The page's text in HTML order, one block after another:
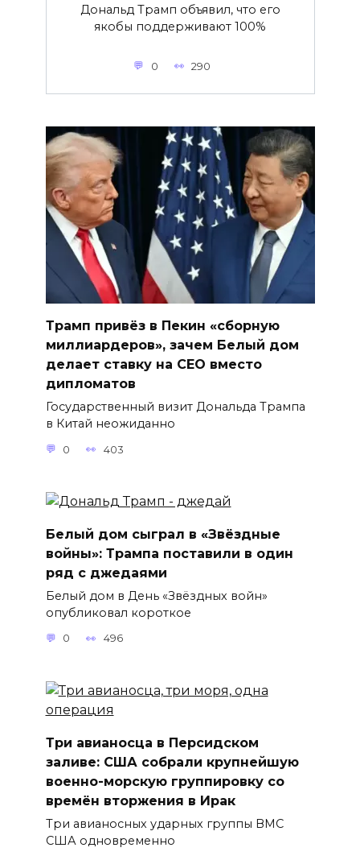
Дональд Трамп объявил, что его
якобы поддерживают 100%
0 290
Трамп привёз в Пекин «сборную
миллиардеров», зачем Белый дом
делает ставку на CEO вместо
дипломатов
Государственный визит Дональда Трампа
в Китай неожиданно
0 403
Белый дом сыграл в «Звёздные
войны»: Трампа поставили в один
ряд с джедаями
Белый дом в День «Звёздных войн»
опубликовал короткое
0 496
Три авианосца в Персидском
заливе: США собрали крупнейшую
военно-морскую группировку со
времён вторжения в Ирак
Три авианосных ударных группы ВМС
США одновременно